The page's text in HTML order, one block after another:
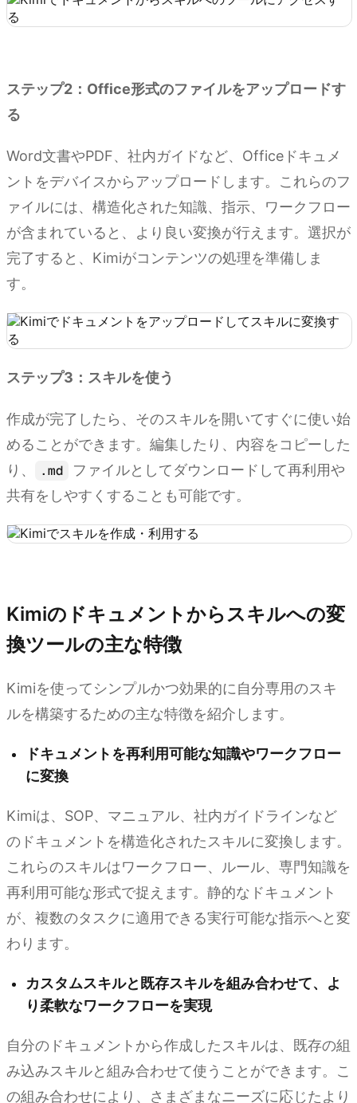
ステップ2：Office形式のファイルをアップロードす
る
Word文書やPDF、社内ガイドなど、Officeドキュメ
ントをデバイスからアップロードします。これらのフ
ァイルには、構造化された知識、指示、ワークフロー
が含まれていると、より良い変換が行えます。選択が
完了すると、Kimiがコンテンツの処理を準備しま
す。
ステップ3：スキルを使う
作成が完了したら、そのスキルを開いてすぐに使い始
めることができます。編集したり、内容をコピーした
り、
.md
ファイルとしてダウンロードして再利用や
共有をしやすくすることも可能です。
Kimiのドキュメントからスキルへの変
換ツールの主な特徴
Kimiを使ってシンプルかつ効果的に自分専用のスキ
ルを構築するための主な特徴を紹介します。
ドキュメントを再利用可能な知識やワークフロー
に変換
Kimiは、SOP、マニュアル、社内ガイドラインなど
のドキュメントを構造化されたスキルに変換します。
これらのスキルはワークフロー、ルール、専門知識を
再利用可能な形式で捉えます。静的なドキュメント
が、複数のタスクに適用できる実行可能な指示へと変
わります。
カスタムスキルと既存スキルを組み合わせて、よ
り柔軟なワークフローを実現
自分のドキュメントから作成したスキルは、既存の組
み込みスキルと組み合わせて使うことができます。こ
の組み合わせにより、さまざまなニーズに応じたより